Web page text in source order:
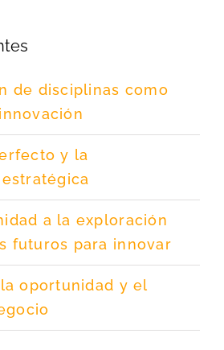
de disciplinas como
y la
a la exploración
futuros para innovar
oportunidad y el